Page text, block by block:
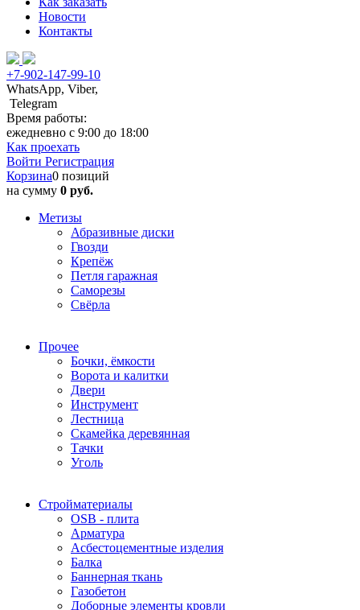
Новости
Контакты
+7-902-147-99-10
WhatsApp, Viber,
Telegram
Время работы:
ежедневно с 9:00 до 18:00
Как проехать
Войти Регистрация
Корзина0 позиций
на сумму 0 руб.
Метизы
Абразивные диски
Гвозди
Крепёж
Петля гаражная
Саморезы
Свёрла
Прочее
Бочки, ёмкости
Ворота и калитки
Двери
Инструмент
Лестница
Скамейка деревянная
Тачки
Уголь
Стройматериалы
OSB - плита
Арматура
Асбестоцементные изделия
Балка
Баннерная ткань
Газобетон
Доборные элементы кровли